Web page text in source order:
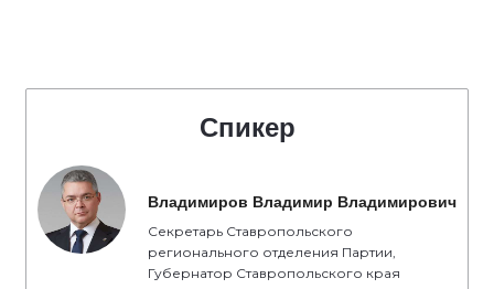
Спикер
Владимиров Владимир Владимирович
Секретарь Ставропольского
регионального отделения Партии,
Губернатор Ставропольского края